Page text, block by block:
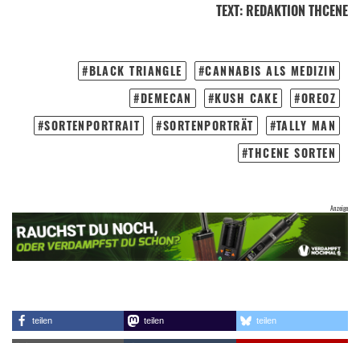
TEXT: REDAKTION THCENE
BLACK TRIANGLE
CANNABIS ALS MEDIZIN
DEMECAN
KUSH CAKE
OREOZ
SORTENPORTRAIT
SORTENPORTRÄT
TALLY MAN
THCENE SORTEN
teilen teilen teilen